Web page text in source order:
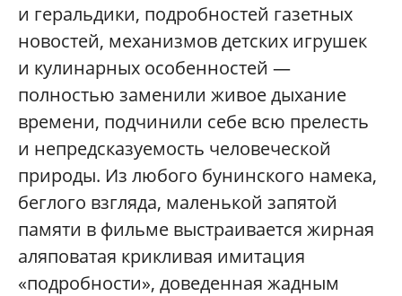
и геральдики, подробностей газетных
новостей, механизмов детских игрушек
и кулинарных особенностей —
полностью заменили живое дыхание
времени, подчинили себе всю прелесть
и непредсказуемость человеческой
природы. Из любого бунинского намека,
беглого взгляда, маленькой запятой
памяти в фильме выстраивается жирная
аляповатая крикливая имитация
«подробности», доведенная жадным